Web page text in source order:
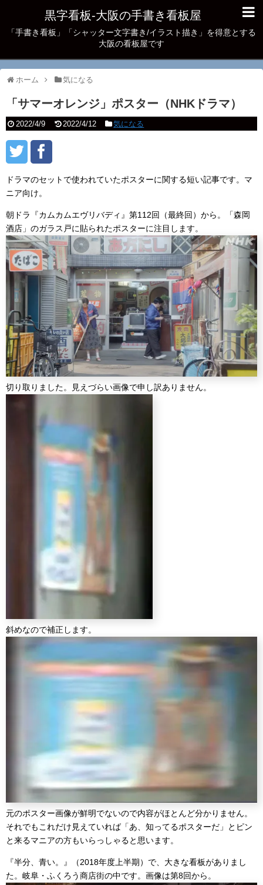
黒字看板‐大阪の手書き看板屋
「手書き看板」「シャッター文字書き/イラスト描き」を得意とする
大阪の看板屋です
ホーム 気になる
「サマーオレンジ」ポスター（NHKドラマ）
2022/4/9 2022/4/12 気になる
ドラマのセットで使われていたポスターに関する短い記事です。マ
ニア向け。
朝ドラ『カムカムエヴリバディ』第112回（最終回）から。「森岡
酒店」のガラス戸に貼られたポスターに注目します。
切り取りました。見えづらい画像で申し訳ありません。
斜めなので補正します。
元のポスター画像が鮮明でないので内容がほとんど分かりません。
それでもこれだけ見えていれば「あ、知ってるポスターだ」とピン
と来るマニアの方もいらっしゃると思います。
『半分、青い。』（2018年度上半期）で、大きな看板がありまし
た。岐阜・ふくろう商店街の中です。画像は第8回から。